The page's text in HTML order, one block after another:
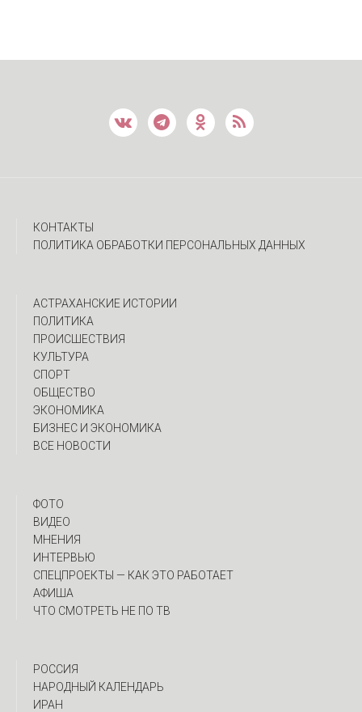
КОНТАКТЫ
ПОЛИТИКА ОБРАБОТКИ ПЕРСОНАЛЬНЫХ ДАННЫХ
АСТРАХАНСКИЕ ИСТОРИИ
ПОЛИТИКА
ПРОИСШЕСТВИЯ
КУЛЬТУРА
СПОРТ
ОБЩЕСТВО
ЭКОНОМИКА
БИЗНЕС И ЭКОНОМИКА
ВСЕ НОВОСТИ
ФОТО
ВИДЕО
МНЕНИЯ
ИНТЕРВЬЮ
CПЕЦПРОЕКТЫ — КАК ЭТО РАБОТАЕТ
АФИША
ЧТО СМОТРЕТЬ НЕ ПО ТВ
РОССИЯ
НАРОДНЫЙ КАЛЕНДАРЬ
ИРАН